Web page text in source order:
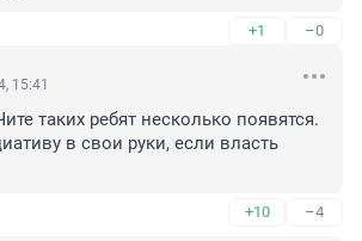
+1 –0
15:41
таких ребят несколько появятся.
в свои руки, если власть
+10 –4